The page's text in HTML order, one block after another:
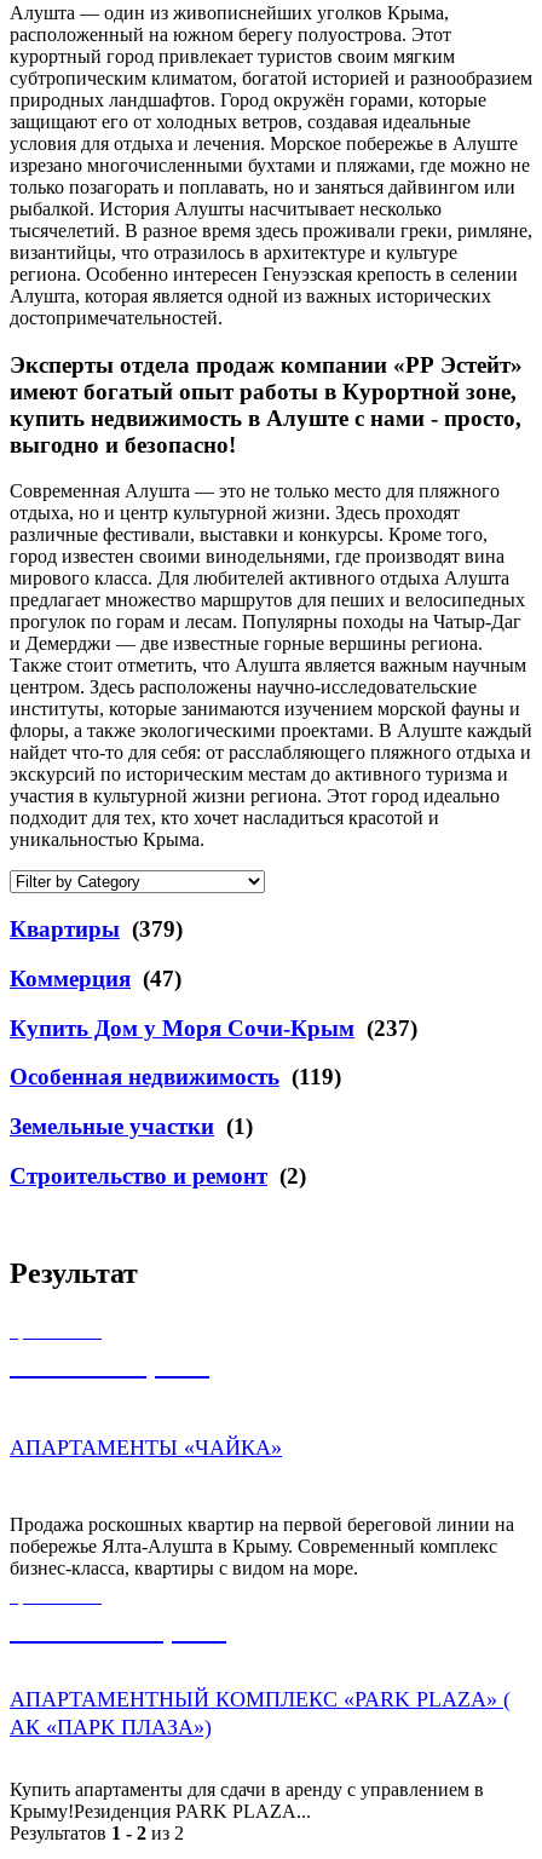
Алушта — один из живописнейших уголков Крыма,
расположенный на южном берегу полуострова. Этот
курортный город привлекает туристов своим мягким
субтропическим климатом, богатой историей и разнообразием
природных ландшафтов. Город окружён горами, которые
защищают его от холодных ветров, создавая идеальные
условия для отдыха и лечения. Морское побережье в Алуште
изрезано многочисленными бухтами и пляжами, где можно не
только позагорать и поплавать, но и заняться дайвингом или
рыбалкой. История Алушты насчитывает несколько
тысячелетий. В разное время здесь проживали греки, римляне,
византийцы, что отразилось в архитектуре и культуре
региона. Особенно интересен Генуэзская крепость в селении
Алушта, которая является одной из важных исторических
достопримечательностей.
Эксперты отдела продаж компании «РР Эстейт»
имеют богатый опыт работы в Курортной зоне,
купить недвижимость в Алуште с нами - просто,
выгодно и безопасно!
Современная Алушта — это не только место для пляжного
отдыха, но и центр культурной жизни. Здесь проходят
различные фестивали, выставки и конкурсы. Кроме того,
город известен своими винодельнями, где производят вина
мирового класса. Для любителей активного отдыха Алушта
предлагает множество маршрутов для пеших и велосипедных
прогулок по горам и лесам. Популярны походы на Чатыр-Даг
и Демерджи — две известные горные вершины региона.
Также стоит отметить, что Алушта является важным научным
центром. Здесь расположены научно-исследовательские
институты, которые занимаются изучением морской фауны и
флоры, а также экологическими проектами. В Алуште каждый
найдет что-то для себя: от расслабляющего пляжного отдыха и
экскурсий по историческим местам до активного туризма и
участия в культурной жизни региона. Этот город идеально
подходит для тех, кто хочет насладиться красотой и
уникальностью Крыма.
Квартиры (379)
Коммерция (47)
Купить Дом у Моря Сочи-Крым (237)
Особенная недвижимость (119)
Земельные участки (1)
Строительство и ремонт(2)
Результат
АПАРТАМЕНТЫ «ЧАЙКА»
Продажа роскошных квартир на первой береговой линии на
побережье Ялта-Алушта в Крыму. Современный комплекс
бизнес-класса, квартиры с видом на море.
АПАРТАМЕНТНЫЙ КОМПЛЕКС «PARK PLAZA» (
АК «ПАРК ПЛАЗА»)
Купить апартаменты для сдачи в аренду с управлением в
Крыму!Резиденция PARK PLAZA...
Результатов 1 - 2 из 2